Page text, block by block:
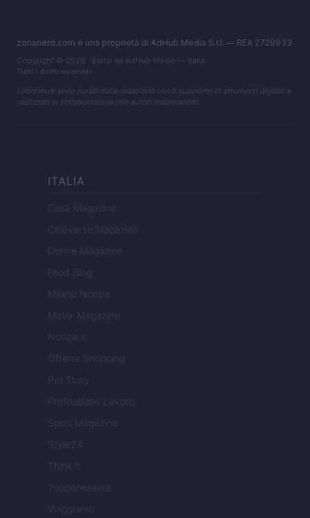
zonanerd.com è una proprietà di AdHub Media S.r.l. — REA 2729933
Copyright © 2026 · Edito da AdHub Media — Italia
Tutti i diritti riservati
I contenuti sono curati dalla redazione con il supporto di strumenti digitali e
realizzati in collaborazione con autori indipendenti.
ITALIA
Casa Magazine
Cineverse Magazine
Donne Magazine
Food Blog
Milano Notizie
Motor Magazine
Notizie.it
Offerte Shopping
Pet Story
Professione Lavoro
Sport Magazine
Style24
Think.it
Tuobenessere
Viaggiamo